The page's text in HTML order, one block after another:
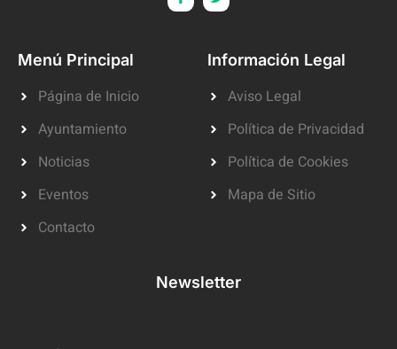
Menú Principal
Página de Inicio
Ayuntamiento
Noticias
Eventos
Contacto
Información Legal
Aviso Legal
Política de Privacidad
Política de Cookies
Mapa de Sitio
Newsletter